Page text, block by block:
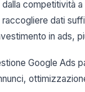
competitività
dati
in ads,
Google Ads